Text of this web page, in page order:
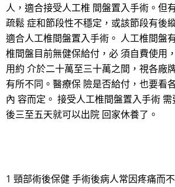
人，適合接受人工椎 間盤置入手術。但
疏鬆 症和節段性不穩定，或該節段有後
適合人工椎間盤置入手術。 人工椎間盤
椎間盤目前無健保給付，必 須自費使用
用約 介於二十萬至三十萬之間，視各廠
有所不同。醫療保 險是否給付，也要看
內 容而定。 接受人工椎間盤置入手術
後三至五天就可以出院 回家休養了。
1 頸部術後保健 手術後病人常因疼痛而